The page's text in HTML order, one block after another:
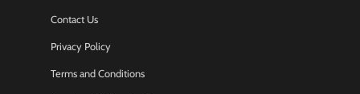
Contact Us
Privacy Policy
Terms and Conditions